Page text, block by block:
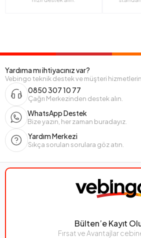
Yardıma mı ihtiyacınız var?
Vebingo teknik destek ve müşteri
0850 307 10 77
Çağrı Merkezinden destek alın.
WhatsApp Destek
Bize yazın, her zaman buradayız.
Yardım Merkezi
Sıkça sorulan sorulara göz atın.
Bülten’e Kayıt
Fırsat ve Avantajlar